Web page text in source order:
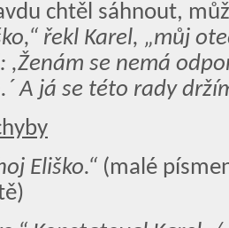
chtěl sáhnout,
řekl Karel, „můj
: ,Ženám se nemá
A já se této rady
Eliško.“ (malé